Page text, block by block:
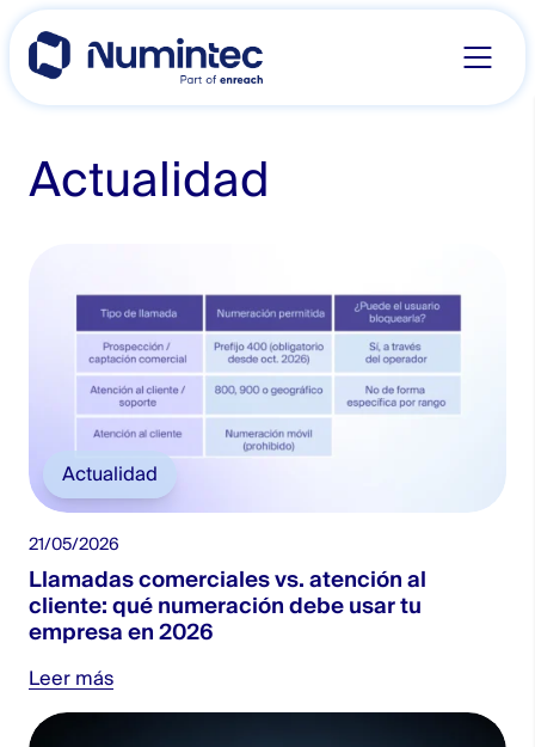
Skip
content
Actualidad
Actualidad
21/05/2026
Llamadas comerciales vs. atención al
cliente: qué numeración debe usar tu
empresa en 2026
Leer más